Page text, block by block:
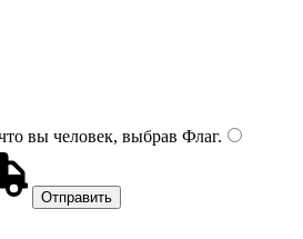
вы человек, выбрав Флаг.